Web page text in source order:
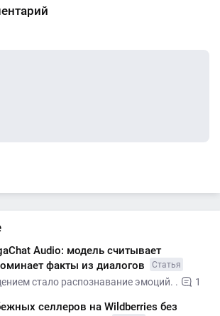
Audio: модель считывает
факты из диалогов
Статья
стало распознавание эмоций. . 1
селлеров на Wildberries без